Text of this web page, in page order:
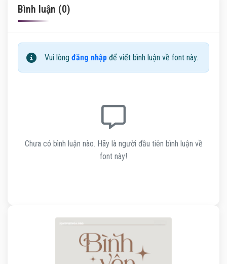
Bình luận (0)
Vui lòng đăng nhập để viết bình luận về font này.
Chưa có bình luận nào. Hãy là người đầu tiên bình luận về
font này!